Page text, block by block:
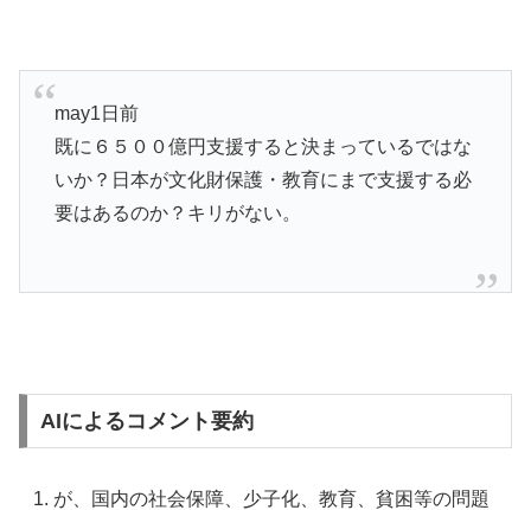
may1日前
既に６５００億円支援すると決まっているではな
いか？日本が文化財保護・教育にまで支援する必
要はあるのか？キリがない。
AIによるコメント要約
が、国内の社会保障、少子化、教育、貧困等の問題